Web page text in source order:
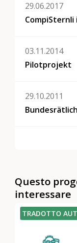
29.06.2017
CompiSternli
03.11.2014
Pilotprojekt
29.10.2011
Questo
interessare
TRADOTTO